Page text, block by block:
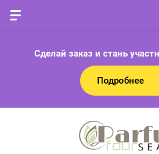
Сделай заказ и стань
Подробнее